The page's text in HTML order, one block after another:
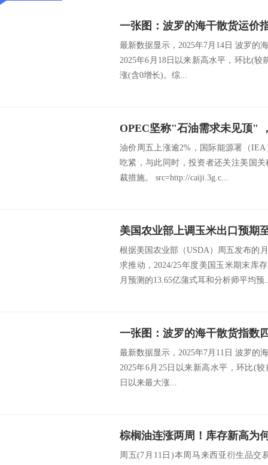
最新数据显示，2025年7月14日 波罗的
2025年6月18日以来新高水平，环比(较
涨(含0增长)。综...
油价周五上涨逾2%，国际能源署（
吃紧，与此同时，投资者还关注美国
裁措施。 src=http://caiji.3g.c...
根据美国农业部（USDA）周五发布的
求推动，2024/25年度美国玉米期末库
月预测的13.65亿蒲式耳和分析师平均预
一张图：波罗的海干散货指数
最新数据显示，2025年7月11日 波罗的
2025年6月25日以来新高水平，环比(较
日以来最大涨...
棕榈油连涨两周！库存新高为
周五(7月11日)本周马来西亚衍生品交